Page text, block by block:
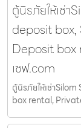
ตู้นิรภัยให้เช่
deposit
Deposit box
เซฟ.com
ตู้นิรภัยให้เช่า
box rental,